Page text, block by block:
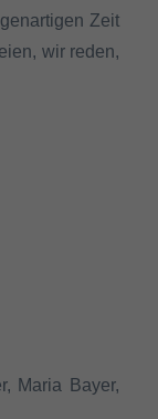
Zeit
wir reden,
Maria Bayer,